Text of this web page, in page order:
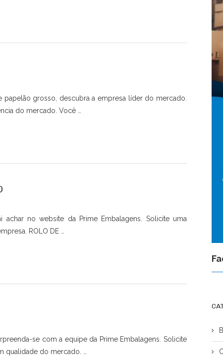
grosso, descubra a empresa líder do mercado.
do mercado. Você …
no website da Prime Embalagens. Solicite uma
ROLO DE …
se com a equipe da Prime Embalagens. Solicite
qualidade do mercado. …